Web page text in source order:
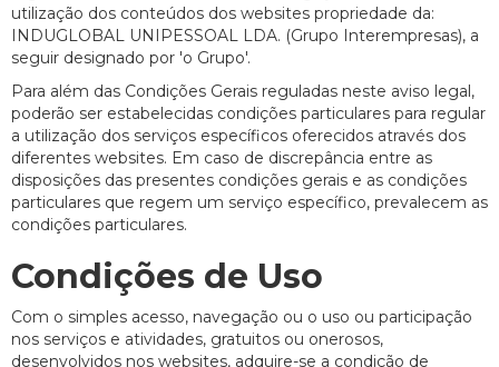
utilização dos conteúdos dos websites propriedade da:
INDUGLOBAL UNIPESSOAL LDA. (Grupo Interempresas), a
seguir designado por 'o Grupo'.
Para além das Condições Gerais reguladas neste aviso legal,
poderão ser estabelecidas condições particulares para regular
a utilização dos serviços específicos oferecidos através dos
diferentes websites. Em caso de discrepância entre as
disposições das presentes condições gerais e as condições
particulares que regem um serviço específico, prevalecem as
condições particulares.
Condições de Uso
Com o simples acesso, navegação ou o uso ou participação
nos serviços e atividades, gratuitos ou onerosos,
desenvolvidos nos websites, adquire-se a condição de